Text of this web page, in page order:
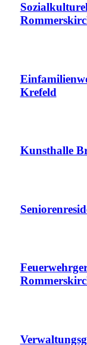
Krefeld
Kunsthalle